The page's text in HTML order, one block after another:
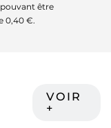
pouvant être
0,40 €.